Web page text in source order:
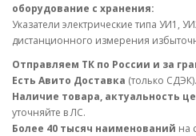
оборудование с хранения:
Указатели электрические типа УИ1,
дистанционного измерения
Отправляем ТК по России и за
Есть Авито Доставка (только СДЭК).
Наличие товара, актуальность
уточняйте в ЛС.
Более 40 тысяч наименований на